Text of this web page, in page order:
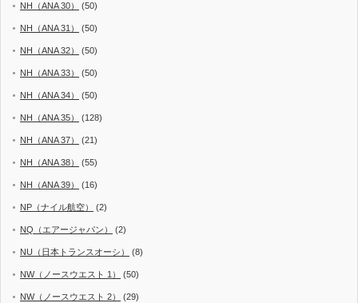
NH（ANA 30） (50)
NH（ANA 31） (50)
NH（ANA 32） (50)
NH（ANA 33） (50)
NH（ANA 34） (50)
NH（ANA 35） (128)
NH（ANA 37） (21)
NH（ANA 38） (55)
NH（ANA 39） (16)
NP（ナイル航空） (2)
NQ（エアージャパン） (2)
NU（日本トランスオーシ） (8)
NW（ノースウエスト 1） (50)
NW（ノースウエスト 2） (29)